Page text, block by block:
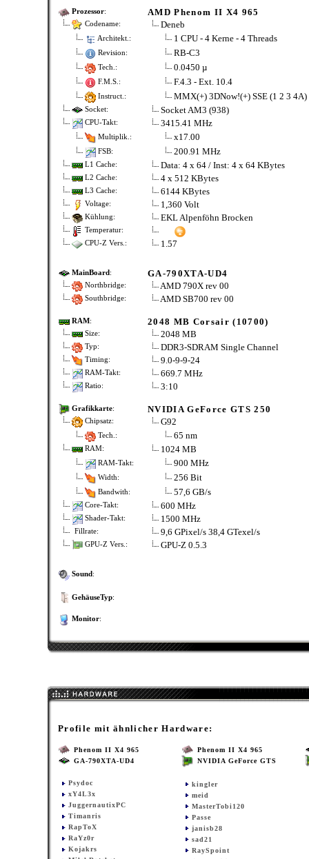
Prozessor: AMD Phenom II X4 965
Codename: Deneb
Architekt.: 1 CPU - 4 Kerne - 4 Threads
Revision: RB-C3
Tech.: 0.0450 µ
F.M.S.: F.4.3 - Ext. 10.4
Instruct.: MMX(+) 3DNow!(+) SSE (1 2 3
Socket: Socket AM3 (938)
CPU-Takt: 3415.41 MHz
Multiplik.: x17.00
FSB: 200.91 MHz
L1 Cache: Data: 4 x 64 / Inst: 4 x 64 KBytes
L2 Cache: 4 x 512 KBytes
L3 Cache: 6144 KBytes
Voltage: 1,360 Volt
Kühlung: EKL Alpenföhn Brocken
Temperatur:
CPU-Z Vers.:
1.57
MainBoard: GA-790XTA-UD4
Northbridge: AMD 790X rev 00
Southbridge: AMD SB700 rev 00
RAM: 2048 MB Corsair (10700)
Size: 2048 MB
Typ: DDR3-SDRAM Single Channel
Timing: 9.0-9-9-24
RAM-Takt: 669.7 MHz
Ratio: 3:10
Grafikkarte: NVIDIA GeForce GTS 250
Chipsatz: G92
Tech.: 65 nm
RAM: 1024 MB
RAM-Takt: 900 MHz
Width: 256 Bit
Bandwith: 57,6 GB/s
Core-Takt: 600 MHz
Shader-Takt: 1500 MHz
Fillrate: 9,6 GPixel/s 38,4 GTexel/s
GPU-Z Vers.: GPU-Z 0.5.3
Sound:
GehäuseTyp:
Monitor:
Profile mit ähnlicher Hardware:
Phenom II X4 965
GA-790XTA-UD4
Psydoc
xY4L3x
JuggernautixPC
Timanris
RapToX
RaYz0r
Kojakrs
Phenom II X4 965
NVIDIA GeForce GTS
kingler
meid
MasterTobi120
Passe
janisb28
sad21
RaySpoint